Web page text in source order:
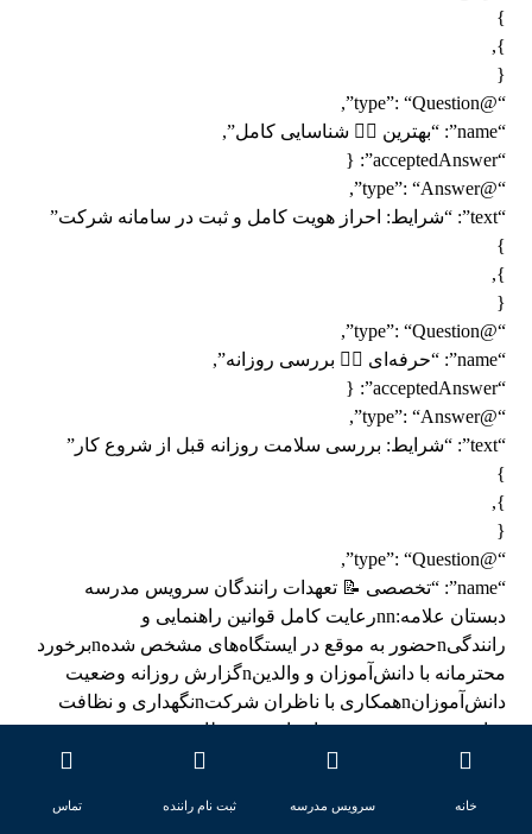
}
},
{
“@type”: “Question”,
“name”: “بهترین 👨‍✈️ شناسایی کامل”,
“acceptedAnswer”: {
“@type”: “Answer”,
“text”: “شرایط: احراز هویت کامل و ثبت در سامانه شرکت”
}
},
{
“@type”: “Question”,
“name”: “حرفه‌ای 👨‍✈️ بررسی روزانه”,
“acceptedAnswer”: {
“@type”: “Answer”,
“text”: “شرایط: بررسی سلامت روزانه قبل از شروع کار”
}
},
{
“@type”: “Question”,
“name”: “تخصصی 📝 تعهدات رانندگان سرویس مدرسه
دبستان علامه:nnرعایت کامل قوانین راهنمایی و
رانندگیnحضور به موقع در ایستگاه‌های مشخص شدهnبرخورد
محترمانه با دانش‌آموزان و والدینnگزارش روزانه وضعیت
دانش‌آموزانnهمکاری با ناظران شرکتnنگهداری و نظافت
مناسب خودروnnnnتمهیدات ایمنی و نظارتی سرویس مدرسه
دبستان علامهnnایمنی دانش‌آموزان در سرویس مدرسه دبستان
ایمنی را بررسی می‌کنیم:nnnn📌 مقاله مرتبط: سرویس
خانه سرویس مدرسه ثبت نام راننده تماس